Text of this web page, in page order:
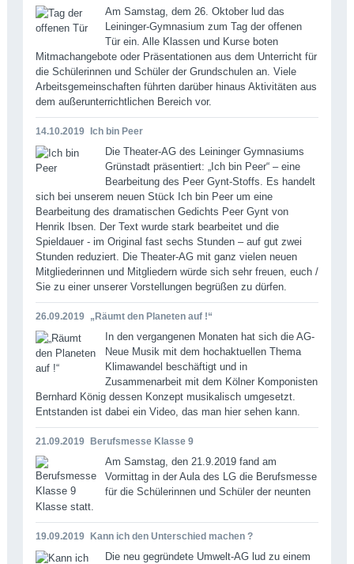
Am Samstag, dem 26. Oktober lud das
Leininger-Gymnasium zum Tag der offenen
Tür ein. Alle Klassen und Kurse boten
Mitmachangebote oder Präsentationen aus dem Unterricht für
die Schülerinnen und Schüler der Grundschulen an. Viele
Arbeitsgemeinschaften führten darüber hinaus Aktivitäten aus
dem außerunterrichtlichen Bereich vor.
14.10.2019 Ich bin Peer
Die Theater-AG des Leininger Gymnasiums
Grünstadt präsentiert: „Ich bin Peer“ – eine
Bearbeitung des Peer Gynt-Stoffs. Es handelt
sich bei unserem neuen Stück Ich bin Peer um eine
Bearbeitung des dramatischen Gedichts Peer Gynt von
Henrik Ibsen. Der Text wurde stark bearbeitet und die
Spieldauer - im Original fast sechs Stunden – auf gut zwei
Stunden reduziert. Die Theater-AG mit ganz vielen neuen
Mitgliederinnen und Mitgliedern würde sich sehr freuen, euch /
Sie zu einer unserer Vorstellungen begrüßen zu dürfen.
26.09.2019 „Räumt den Planeten auf !“
In den vergangenen Monaten hat sich die AG-
Neue Musik mit dem hochaktuellen Thema
Klimawandel beschäftigt und in
Zusammenarbeit mit dem Kölner Komponisten
Bernhard König dessen Konzept musikalisch umgesetzt.
Entstanden ist dabei ein Video, das man hier sehen kann.
21.09.2019 Berufsmesse Klasse 9
Am Samstag, den 21.9.2019 fand am
Vormittag in der Aula des LG die Berufsmesse
für die Schülerinnen und Schüler der neunten
Klasse statt.
19.09.2019 Kann ich den Unterschied machen ?
Die neu gegründete Umwelt-AG lud zu einem